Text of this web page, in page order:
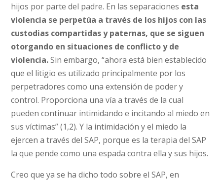
hijos por parte del padre. En las separaciones esta
violencia se perpetúa a través de los hijos con las
custodias compartidas y paternas, que se siguen
otorgando en situaciones de conflicto y de
violencia.Sin embargo, “ahora está bien establecido
que el litigio es utilizado principalmente por los
perpetradores como una extensión de poder y
control. Proporciona una vía a través de la cual
pueden continuar intimidando e incitando al miedo en
sus víctimas” (1,2). Y la intimidación y el miedo la
ejercen a través del SAP, porque es la terapia del SAP
la que pende como una espada contra ella y sus hijos.
Creo que ya se ha dicho todo sobre el SAP, en